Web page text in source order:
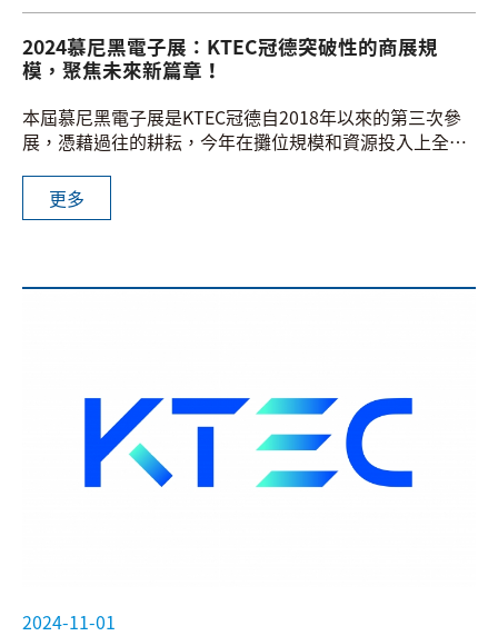
2024慕尼黑電子展：KTEC冠德突破性的商展規
模，聚焦未來新篇章！
本屆慕尼黑電子展是KTEC冠德自2018年以來的第三次參
展，憑藉過往的耕耘，今年在攤位規模和資源投入上全面
KTEC冠德的攤位更以突破性的規模引人注目。在展間設計
方面，以通透性的空間設計打造舒適的展間體驗，並延伸
更多
2024-11-01